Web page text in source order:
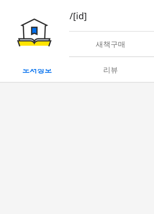
book/rent/[id]
대여 새책구매
도서정보 리뷰